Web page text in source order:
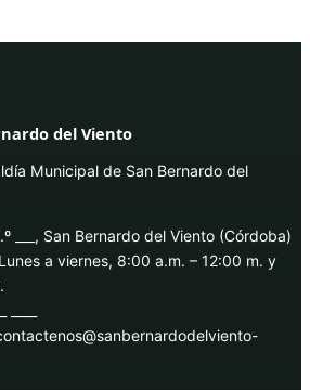
del Viento
Municipal de San Bernardo del
___, San Bernardo del Viento (Córdoba)
a viernes, 8:00 a.m. – 12:00 m. y